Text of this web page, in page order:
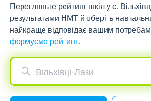
Перегляньте рейтинг шкіл у с.
результатами НМТ й оберіть
найкраще відповідає вашим
формуємо рейтинг.
Вільхівці-Лази